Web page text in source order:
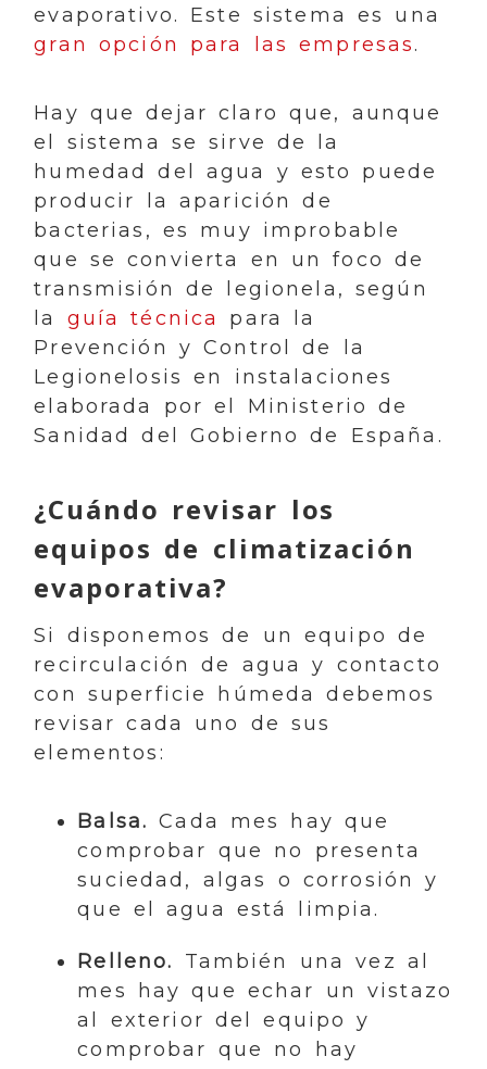
evaporativo. Este sistema es una
gran opción para las empresas.
Hay que dejar claro que, aunque
el sistema se sirve de la
humedad del agua y esto puede
producir la aparición de
bacterias, es muy improbable
que se convierta en un foco de
transmisión de legionela, según
la guía técnica
para la
Prevención y Control de la
Legionelosis en instalaciones
elaborada por el Ministerio de
Sanidad del Gobierno de España.
¿Cuándo revisar los
equipos de climatización
evaporativa?
Si disponemos de un equipo de
recirculación de agua y contacto
con superficie húmeda debemos
revisar cada uno de sus
elementos:
Balsa. Cada mes hay que
comprobar que no presenta
suciedad, algas o corrosión y
que el agua está limpia.
Relleno.
También una vez al
mes hay que echar un vistazo
al exterior del equipo y
comprobar que no hay